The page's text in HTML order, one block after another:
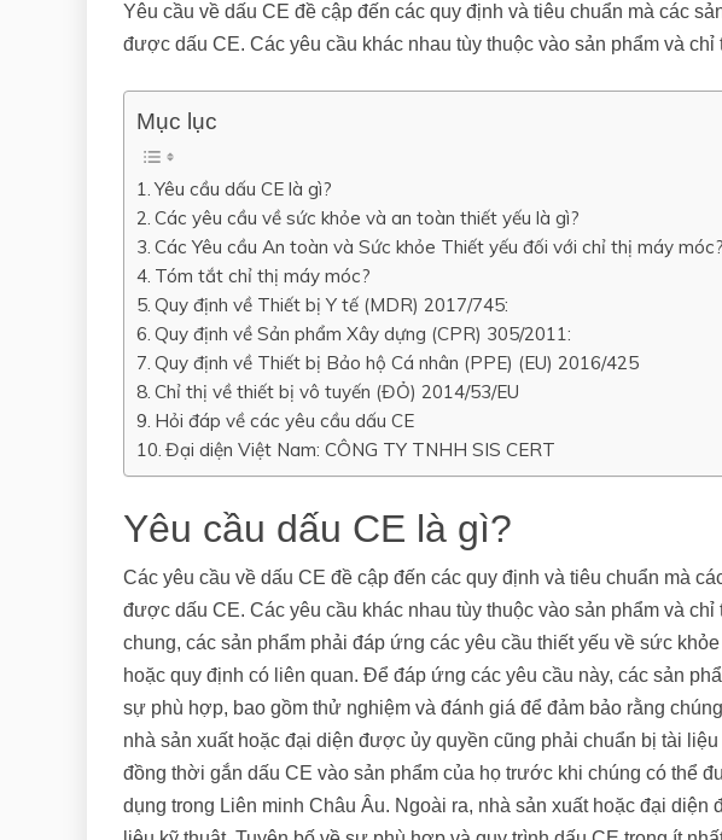
Yêu cầu về dấu CE đề cập đến các quy định và tiêu chuẩn mà các
được dấu CE. Các yêu cầu khác nhau tùy thuộc vào sản phẩm và
Mục lục
Yêu cầu dấu CE là gì?
Các yêu cầu về sức khỏe và an toàn thiết yếu là gì?
Các Yêu cầu An toàn và Sức khỏe Thiết yếu đối với chỉ thị máy móc?
Tóm tắt chỉ thị máy móc?
Quy định về Thiết bị Y tế (MDR) 2017/745:
Quy định về Sản phẩm Xây dựng (CPR) 305/2011:
Quy định về Thiết bị Bảo hộ Cá nhân (PPE) (EU) 2016/425
Chỉ thị về thiết bị vô tuyến (ĐỎ) 2014/53/EU
Hỏi đáp về các yêu cầu dấu CE
Đại diện Việt Nam: CÔNG TY TNHH SIS CERT
Yêu cầu dấu CE là gì?
Các yêu cầu về dấu CE đề cập đến các quy định và tiêu chuẩn mà
được dấu CE. Các yêu cầu khác nhau tùy thuộc vào sản phẩm và
chung, các sản phẩm phải đáp ứng các yêu cầu thiết yếu về sức
hoặc quy định có liên quan. Để đáp ứng các yêu cầu này, các sản
sự phù hợp, bao gồm thử nghiệm và đánh giá để đảm bảo rằng
nhà sản xuất hoặc đại diện được ủy quyền cũng phải chuẩn bị tài
đồng thời gắn dấu CE vào sản phẩm của họ trước khi chúng có thể
dụng trong Liên minh Châu Âu. Ngoài ra, nhà sản xuất hoặc đại